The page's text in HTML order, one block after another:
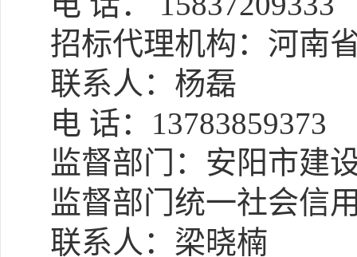
招标代理机构：河南
联系人：杨磊
电 话： 13783859373
监督部门：安阳市建
监督部门统一社会信
联系人：梁晓楠